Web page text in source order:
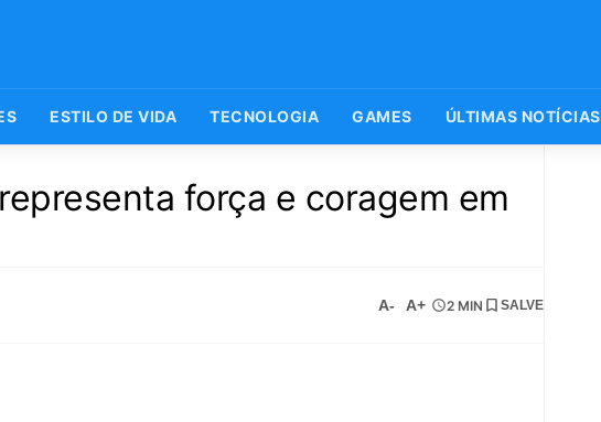
ESTILO DE VIDA TECNOLOGIA GAMES ÚLTIMAS NOTÍCIAS
força e coragem em
A- A+ 2 MIN SALVE